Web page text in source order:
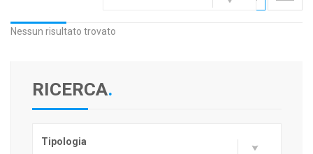
Nessun risultato trovato
RICERCA.
Tipologia